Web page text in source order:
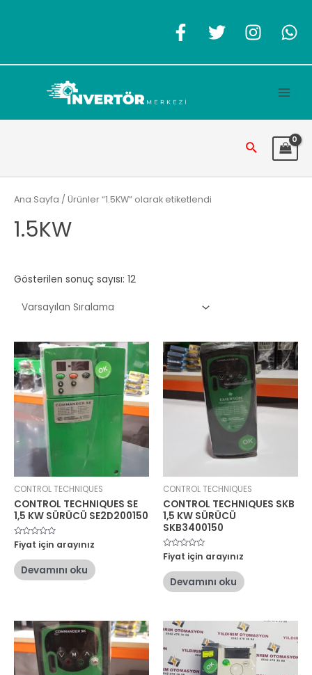
Arama
Ana Sayfa / Ürünler “1.5KW” olarak etiketlendi
1.5KW
Gösterilen sonuç sayısı: 12
CONTROL TECHNIQUES
CONTROL TECHNIQUES SE
1,5 KW SÜRÜCÜ SE2D200150
5
üzerinden
oy
aldı
Fiyat için arayınız
Devamını oku
CONTROL TECHNIQUES
CONTROL TECHNIQUES SKB
1,5 KW SÜRÜCÜ
SKB3400150
5
üzerinden
oy
aldı
Fiyat için arayınız
Devamını oku